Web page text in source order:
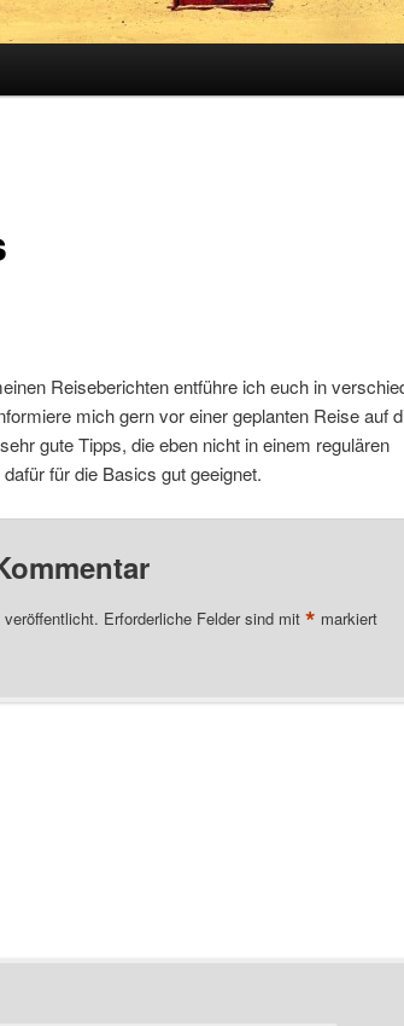
Reiseberichten entführe ich euch in
mich gern vor einer geplanten Reise auf
gute Tipps, die eben nicht in einem regulären
für die Basics gut geeignet.
Erforderliche Felder sind mit * markiert